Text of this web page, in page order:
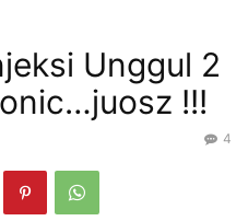
Unggul 2
!!!
4